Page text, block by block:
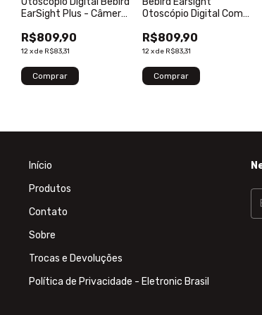
EarSight Plus - Câmera
R$809,90
12xde R$83,31
Otoscópio Digital Com
Original - Azul
R$809,90
12xde R$83,31
Início
Produtos
Contato
Sobre
Trocas e Devoluções
Política de Privacidade - Eletronic Brasil